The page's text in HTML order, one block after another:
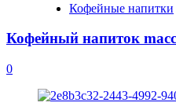
Кофейные напитки
Кофейный напиток
0